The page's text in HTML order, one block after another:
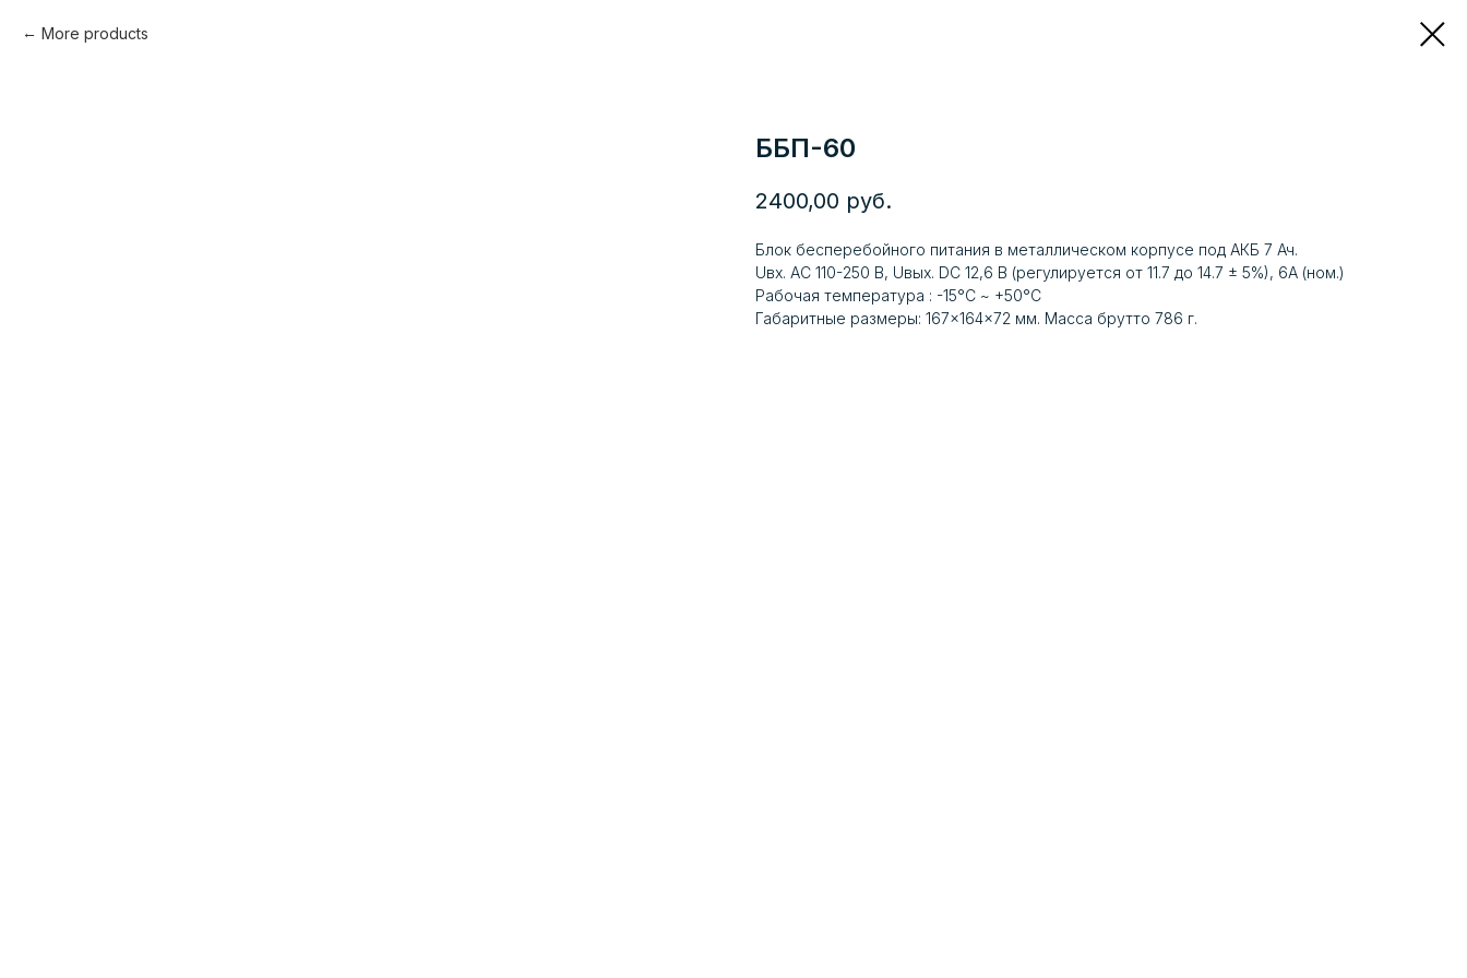
More products
ББП-60
2400,00 руб.
Блок бесперебойного питания в металлическом корпусе под АКБ 7 Ач.
Uвх. AC 110-250 В, Uвых. DC 12,6 В (регулируется от 11.7 до 14.7 ± 5%), 6A (ном.)
Рабочая температура : -15°C ~ +50°C
Габаритные размеры: 167×164×72 мм. Масса брутто 786 г.